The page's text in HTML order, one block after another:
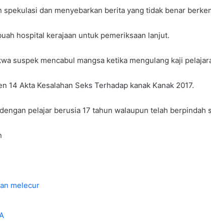
dan menyebarkan berita yang tidak benar
hospital kerajaan untuk pemeriksaan lanjut.
suspek mencabul mangsa ketika mengulang kaji
Akta Kesalahan Seks Terhadap kanak Kanak 2017.
pelajar berusia 17 tahun walaupun telah berpindah
melecur